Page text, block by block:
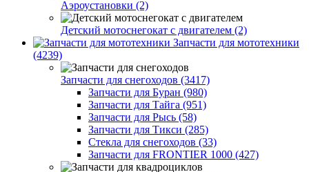
Аэроустановки (2)
Детский мотоснегокат с двигателем (2)
Запчасти для мототехники
(4239)
Запчасти для снегоходов (3417)
Запчасти для Буран (980)
Запчасти для Тайга (951)
Запчасти для Рысь (58)
Запчасти для Тикси (285)
Стекла для снегоходов (33)
Запчасти для FRONTIER 1000 (427)